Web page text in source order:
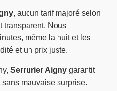
, aucun tarif majoré selon
transparent. Nous
même la nuit et les
et un prix juste.
Serrurier Aigny garantit
mauvaise surprise.